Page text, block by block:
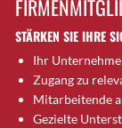
Brugg AG
Brütten
Bubendorf
Bubikon
Buchs (SG)
STÄRKEN SIE IHRE
Ihr
Zugang zu
Mitarbeitende
Gezielte